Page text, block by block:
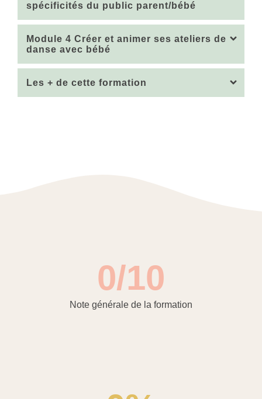
spécificités du public parent/bébé
Module 4 Créer et animer ses ateliers de
danse avec bébé
Les + de cette formation
Note générale de la formation
0/10